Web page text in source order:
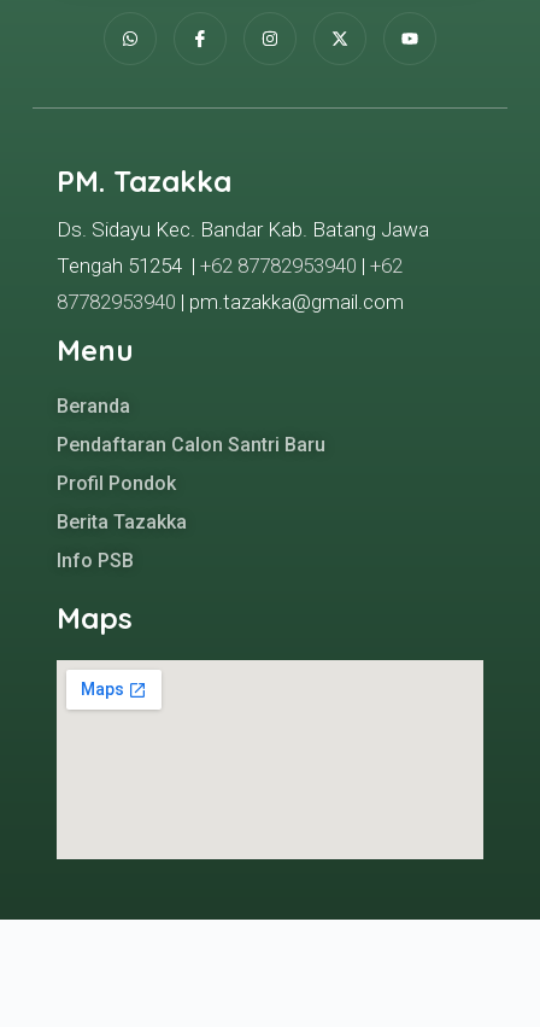
PM. Tazakka
Ds. Sidayu Kec. Bandar Kab. Batang Jawa
Tengah 51254 | +62 87782953940 | +62
87782953940 | pm.tazakka@gmail.com
Menu
Beranda
Pendaftaran Calon Santri Baru
Profil Pondok
Berita Tazakka
Info PSB
Maps